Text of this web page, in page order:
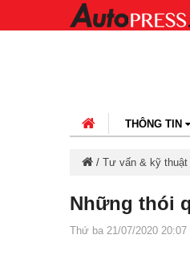
THÔNG TIN
/ Tư vấn & kỹ thuật
Những thói
Thứ ba 21/07/2020 20:07